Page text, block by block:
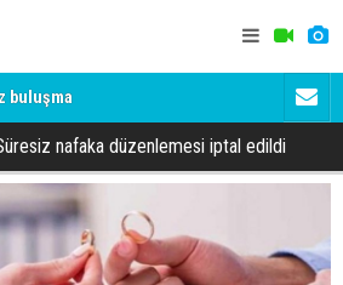
buluşma
nafaka düzenlemesi iptal edildi